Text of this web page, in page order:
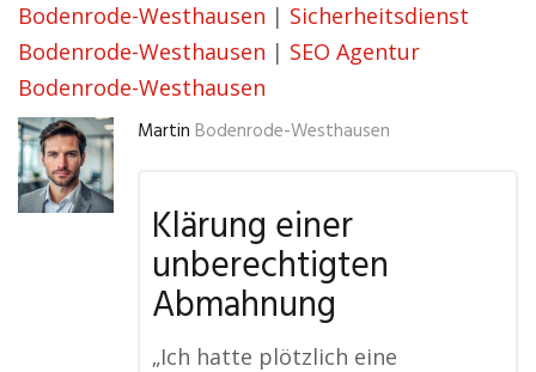
Bodenrode-Westhausen | Sicherheitsdienst
Bodenrode-Westhausen | SEO Agentur
Bodenrode-Westhausen
Martin Bodenrode-Westhausen
Klärung einer
unberechtigten
Abmahnung
„Ich hatte plötzlich eine